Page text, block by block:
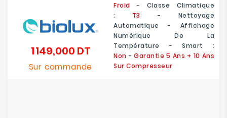
Froid
- Classe Climatique
:
T3
- Nettoyage
Automatique - Affichage
Numérique De La
Température- Smart :
Non - Garantie 5 Ans + 10 Ans
Sur Compresseur
1 149,000 DTPrix
Sur commande